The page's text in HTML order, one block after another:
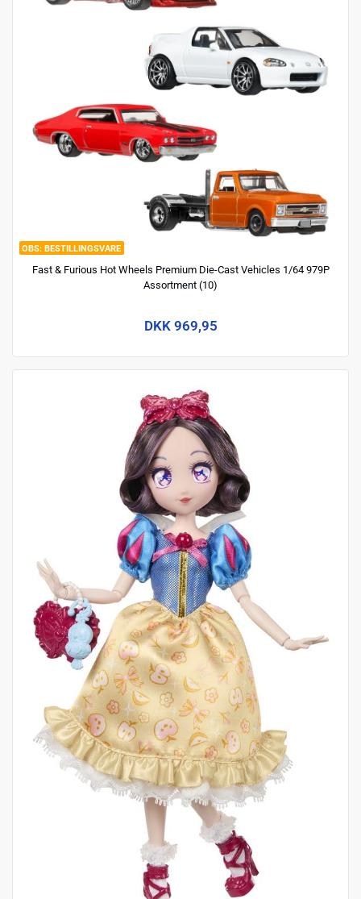
BESTILLINGSVARE
Fast & Furious Hot Wheels Premium Die-Cast Vehicles 1/64 979P
Assortment (10)
DKK 969,95